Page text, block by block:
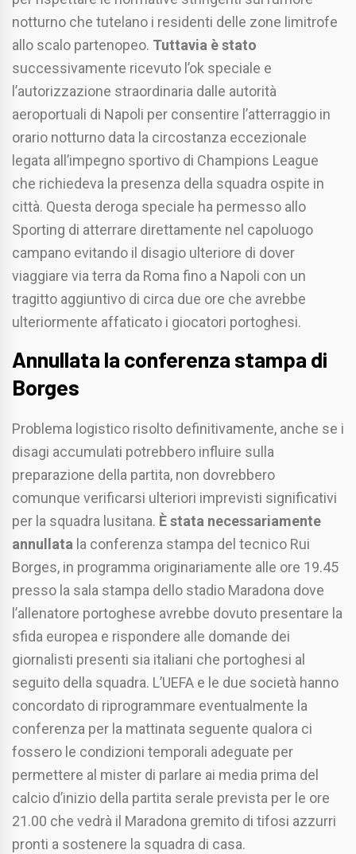
notturno che tutelano i residenti delle zone limitrofe
allo scalo partenopeo. Tuttavia è stato
successivamente ricevuto l’ok speciale e
l’autorizzazione straordinaria dalle autorità
aeroportuali di Napoli per consentire l’atterraggio in
orario notturno data la circostanza eccezionale
legata all’impegno sportivo di Champions League
che richiedeva la presenza della squadra ospite in
città. Questa deroga speciale ha permesso allo
Sporting di atterrare direttamente nel capoluogo
campano evitando il disagio ulteriore di dover
viaggiare via terra da Roma fino a Napoli con un
tragitto aggiuntivo di circa due ore che avrebbe
ulteriormente affaticato i giocatori portoghesi.
Annullata la conferenza stampa di
Borges
Problema logistico risolto definitivamente, anche se i
disagi accumulati potrebbero influire sulla
preparazione della partita, non dovrebbero
comunque verificarsi ulteriori imprevisti significativi
per la squadra lusitana. È stata necessariamente
annullata la conferenza stampa del tecnico Rui
Borges, in programma originariamente alle ore 19.45
presso la sala stampa dello stadio Maradona dove
l’allenatore portoghese avrebbe dovuto presentare la
sfida europea e rispondere alle domande dei
giornalisti presenti sia italiani che portoghesi al
seguito della squadra. L’UEFA e le due società hanno
concordato di riprogrammare eventualmente la
conferenza per la mattinata seguente qualora ci
fossero le condizioni temporali adeguate per
permettere al mister di parlare ai media prima del
calcio d’inizio della partita serale prevista per le ore
21.00 che vedrà il Maradona gremito di tifosi azzurri
pronti a sostenere la squadra di casa.